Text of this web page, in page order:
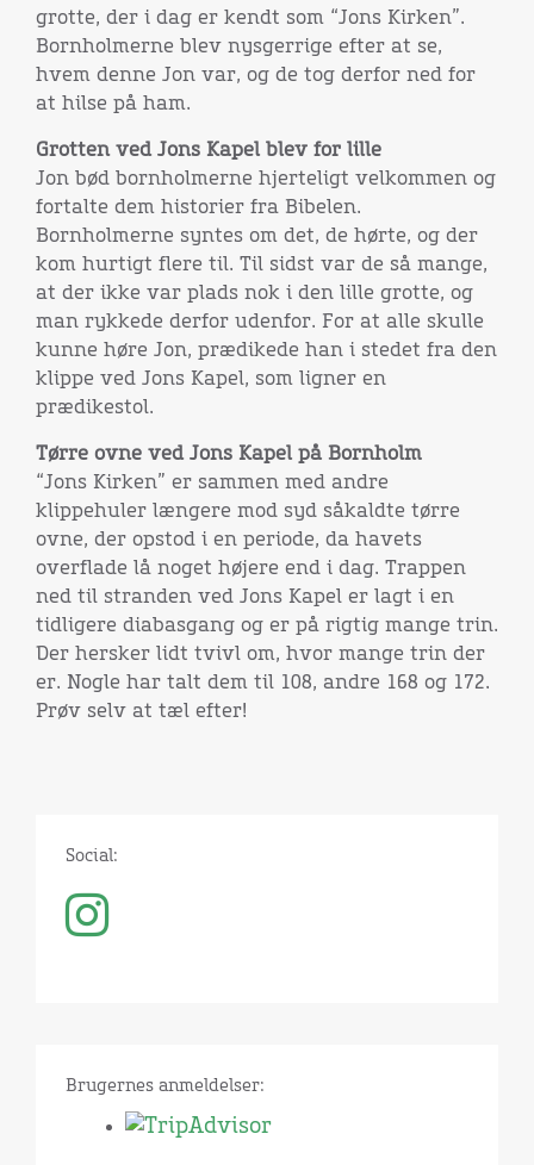
grotte, der i dag er kendt som “Jons Kirken”.
Bornholmerne blev nysgerrige efter at se,
hvem denne Jon var, og de tog derfor ned for
at hilse på ham.
Grotten ved Jons Kapel blev for lille
Jon bød bornholmerne hjerteligt velkommen og
fortalte dem historier fra Bibelen.
Bornholmerne syntes om det, de hørte, og der
kom hurtigt flere til. Til sidst var de så mange,
at der ikke var plads nok i den lille grotte, og
man rykkede derfor udenfor. For at alle skulle
kunne høre Jon, prædikede han i stedet fra den
klippe ved Jons Kapel, som ligner en
prædikestol.
Tørre ovne ved Jons Kapel på Bornholm
“Jons Kirken” er sammen med andre
klippehuler længere mod syd såkaldte tørre
ovne, der opstod i en periode, da havets
overflade lå noget højere end i dag. Trappen
ned til stranden ved Jons Kapel er lagt i en
tidligere diabasgang og er på rigtig mange trin.
Der hersker lidt tvivl om, hvor mange trin der
er. Nogle har talt dem til 108, andre 168 og 172.
Prøv selv at tæl efter!
Social:
Brugernes anmeldelser: